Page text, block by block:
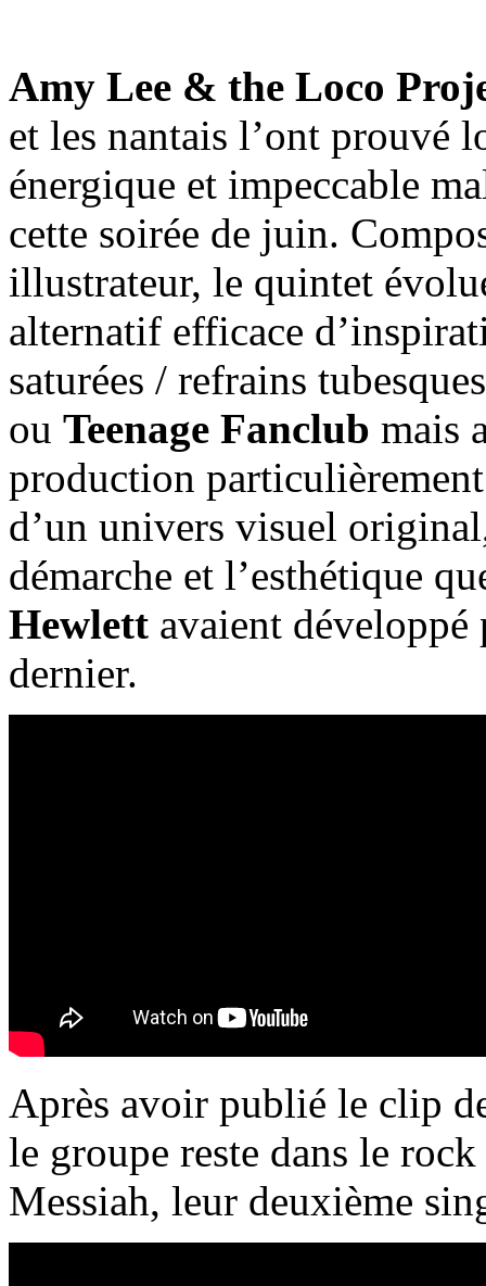
Amy Lee & the Loco
et les nantais l’ont prouvé
énergique et impeccable
cette soirée de juin.
illustrateur, le quintet
alternatif efficace
saturées / refrains
ou Teenage Fanclub mais
production
d’un univers visuel
démarche et l’esthétique
Hewlett avaient
dernier.
Après avoir publié le clip
le groupe reste dans le
Messiah, leur deuxième